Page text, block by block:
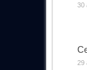
30
29